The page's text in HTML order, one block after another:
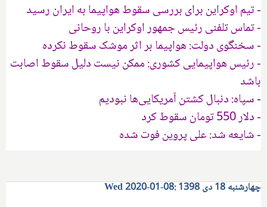
- تیم اوکراین برای بررسی سقوط هواپیما به ایران رسید
- تماس تلفنی رئیس جمهور اوکراین با روحانی
- سخنگوی دولت: هواپیما بر اثر موشک سقوط نکرده
- رئیس هواپیمایی کشوری: ممکن نیست دلیل سقوط اصابت
باشد
- سپاه: دنبال کشتن آمریکایی‌ها نبودیم
- دلار 550 تومان سقوط کرد
- شایعه شد: علی پروین فوت شده
چهارشنبه 18 دی 1398 :08-01-2020 Wed